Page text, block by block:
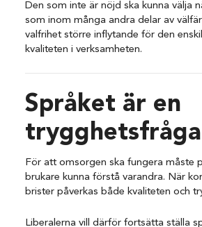
Den som inte är nöjd ska kunna välja
som inom många andra delar av
valfrihet större inflytande för den
kvaliteten i verksamheten.
Språket är en
trygghetsfråga
För att omsorgen ska fungera måste
brukare kunna förstå varandra. När
brister påverkas både kvaliteten och
Liberalerna vill därför fortsätta ställa